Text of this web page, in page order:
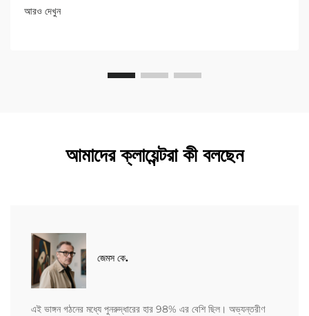
আরও দেখুন
আমাদের ক্লায়েন্টরা কী বলছেন
জেমস কে.
এই ভাঙ্গন গঠনের মধ্যে পুনরুদ্ধারের হার 98% এর বেশি ছিল। অভ্যন্তরীণ